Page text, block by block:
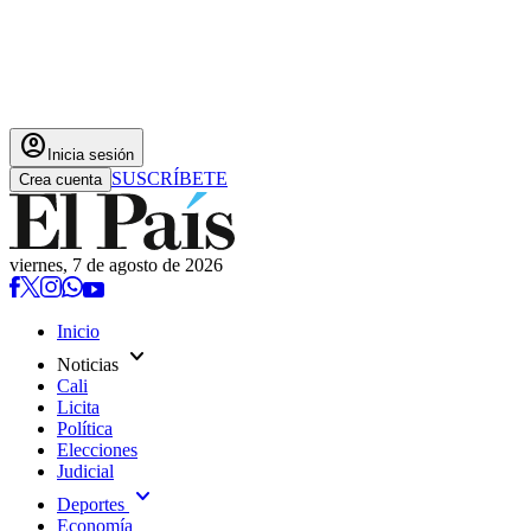
account_circle Inicia sesión
Crea cuenta SUSCRÍBETE
viernes, 7 de agosto de 2026
Inicio
Noticias expand_more
Cali
Licita
Política
Elecciones
Judicial
Deportes expand_more
Economía